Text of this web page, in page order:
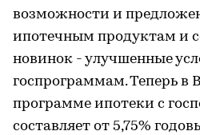
возможности и
ипотечным продуктам и
новинок - улучшенные
госпрограммам. Теперь в
программе ипотеки с
составляет от 5,75%